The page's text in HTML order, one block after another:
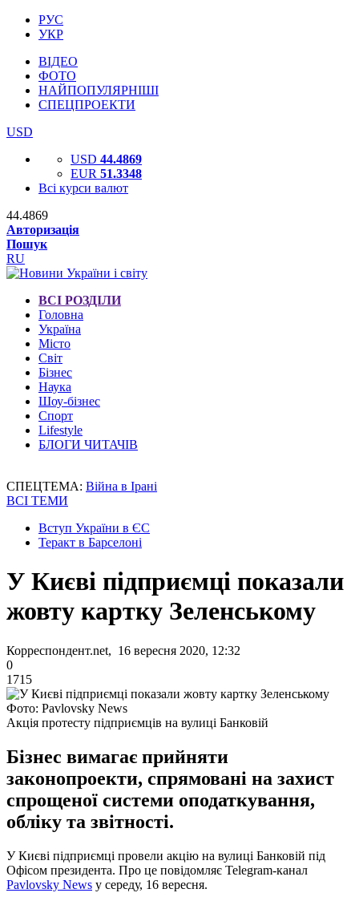
РУС
УКР
ВІДЕО
ФОТО
НАЙПОПУЛЯРНІШІ
СПЕЦПРОЕКТИ
USD
USD 44.4869
EUR 51.3348
Всі курси валют
44.4869
Авторизація
Пошук
RU
ВСІ РОЗДІЛИ
Головна
Україна
Місто
Світ
Бізнес
Наука
Шоу-бізнес
Спорт
Lifestyle
БЛОГИ ЧИТАЧІВ
СПЕЦТЕМА: Війна в Ірані
ВСІ ТЕМИ
Вступ України в ЄС
Теракт в Барселоні
У Києві підприємці показали
жовту картку Зеленському
Корреспондент.net, 16 вересня 2020, 12:32
0
1715
Фото: Pavlovsky News
Акція протесту підприємців на вулиці Банковій
Бізнес вимагає прийняти
законопроекти, спрямовані на захист
спрощеної системи оподаткування,
обліку та звітності.
У Києві підприємці провели акцію на вулиці Банковій під
Офісом президента. Про це повідомляє Telegram-канал
Pavlovsky News у середу, 16 вересня.